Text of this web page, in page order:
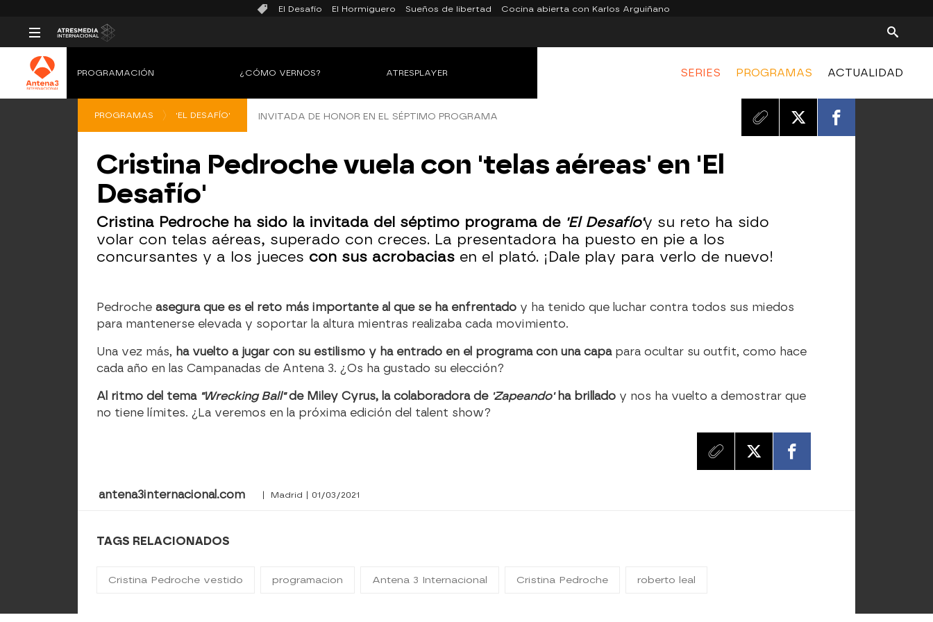
El Desafío El Hormiguero Sueños de libertad Cocina abierta con Karlos Arguiñano
SERIES PROGRAMAS ACTUALIDAD
PROGRAMACIÓN ¿CÓMO VERNOS? ATRESPLAYER
PROGRAMAS 'EL DESAFÍO' INVITADA DE HONOR EN EL SÉPTIMO PROGRAMA
Cristina Pedroche vuela con 'telas aéreas' en 'El
Desafío'
Cristina Pedroche ha sido la invitada del séptimo programa de 'El Desafío'y su reto ha sido
volar con telas aéreas, superado con creces. La presentadora ha puesto en pie a los
concursantes y a los jueces con sus acrobacias en el plató. ¡Dale play para verlo de nuevo!
Pedrocheasegura que es el reto más importante al que se ha enfrentado y ha tenido que luchar contra todos sus miedos
para mantenerse elevada y soportar la altura mientras realizaba cada movimiento.
Una vez más, ha vuelto a jugar con su estilismo y ha entrado en el programa con una capa para ocultar su outfit, como hace
cada año en las Campanadas de Antena 3. ¿Os ha gustado su elección?
Al ritmo del tema "Wrecking Ball"de Miley Cyrus, la colaboradora de'Zapeando'ha brillado y nos ha vuelto a demostrar que
no tiene límites. ¿La veremos en la próxima edición del talent show?
antena3internacional.com | Madrid | 01/03/2021
TAGS RELACIONADOS
Cristina Pedroche vestido programacion Antena 3 Internacional Cristina Pedroche roberto leal